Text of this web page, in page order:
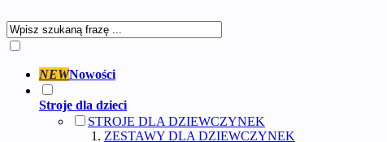
NEWNowości
Stroje dla dzieci
STROJE DLA DZIEWCZYNEK
ZESTAWY DLA DZIEWCZYNEK